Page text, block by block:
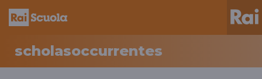
scholasoccurrentes